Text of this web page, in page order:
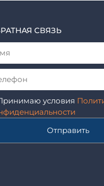
СВЯЗЬ
условия
Отправить